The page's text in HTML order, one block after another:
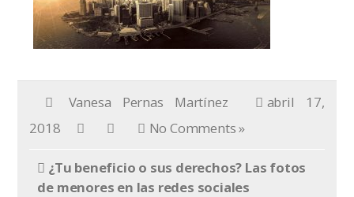
Vanesa Pernas Martínez
abril 17,
2018
No Comments »
¿Tu beneficio o sus derechos? Las fotos
de menores en las redes sociales